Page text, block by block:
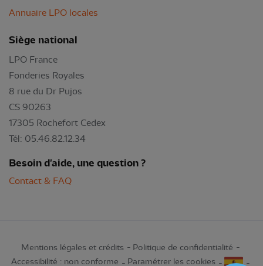
Annuaire LPO locales
Siège national
LPO France
Fonderies Royales
8 rue du Dr Pujos
CS 90263
17305 Rochefort Cedex
Tél: 05.46.82.12.34
Besoin d'aide, une question ?
Contact & FAQ
Mentions légales et crédits
Politique de confidentialité
Accessibilité : non conforme
Paramétrer les cookies